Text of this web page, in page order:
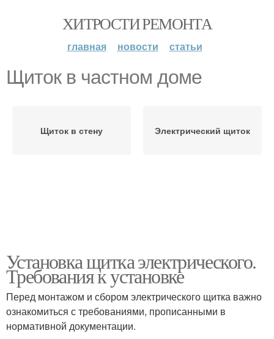
ХИТРОСТИ РЕМОНТА
главная новости статьи
Щиток в частном доме
Щиток в стену Электрический щиток
Установка щитка электрического.
Требования к установке
Перед монтажом и сбором электрического щитка важно
ознакомиться с требованиями, прописанными в
нормативной документации.